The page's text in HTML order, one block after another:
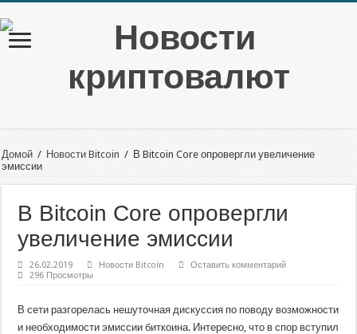
Домой / Новости Bitcoin / В Bitcoin Core опровергли увеличение
эмиссии
В Bitcoin Core опровергли
увеличение эмиссии
26.02.2019 Новости Bitcoin
Оставить комментарий
296 Просмотры
В сети разгорелась нешуточная дискуссия по поводу возможности
и необходимости эмиссии биткоина. Интересно, что в спор вступил